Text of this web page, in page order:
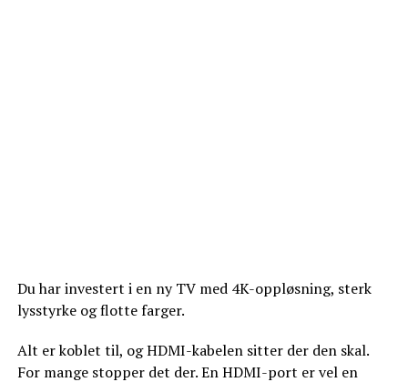
Du har investert i en ny TV med 4K-oppløsning, sterk
lysstyrke og flotte farger.
Alt er koblet til, og HDMI-kabelen sitter der den skal.
For mange stopper det der. En HDMI-port er vel en